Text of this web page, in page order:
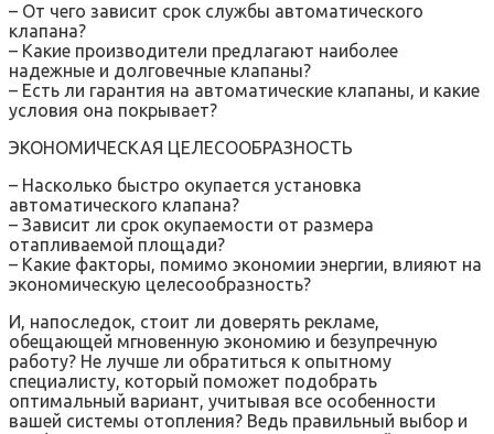
– От чего зависит срок службы автоматического
клапана?
– Какие производители предлагают наиболее
надежные и долговечные клапаны?
– Есть ли гарантия на автоматические клапаны, и какие
условия она покрывает?
ЭКОНОМИЧЕСКАЯ ЦЕЛЕСООБРАЗНОСТЬ
– Насколько быстро окупается установка
автоматического клапана?
– Зависит ли срок окупаемости от размера
отапливаемой площади?
– Какие факторы, помимо экономии энергии, влияют на
экономическую целесообразность?
И, напоследок, стоит ли доверять рекламе,
обещающей мгновенную экономию и безупречную
работу? Не лучше ли обратиться к опытному
специалисту, который поможет подобрать
оптимальный вариант, учитывая все особенности
вашей системы отопления? Ведь правильный выбор и